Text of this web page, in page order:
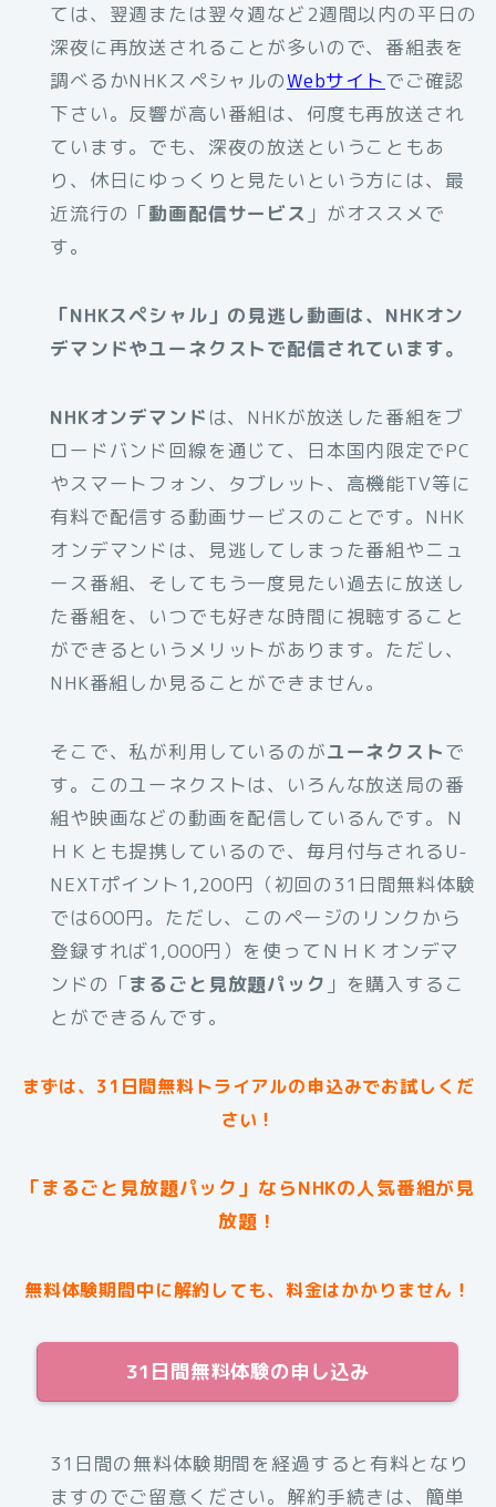
ては、翌週または翌々週など2週間以内の平日の
深夜に再放送されることが多いので、番組表を
調べるかNHKスペシャルのWebサイトでご確認
下さい。反響が高い番組は、何度も再放送され
ています。でも、深夜の放送ということもあ
り、休日にゆっくりと見たいという方には、最
近流行の「動画配信サービス 」がオススメで
す。
「NHKスペシャル」の見逃し動画は、NHKオン
デマンドやユーネクストで配信されています。
NHKオンデマンド は、NHKが放送した番組をブ
ロードバンド回線を通じて、日本国内限定でPC
やスマートフォン、タブレット、高機能TV等に
有料で配信する動画サービスのことです。NHK
オンデマンドは、見逃してしまった番組やニュ
ース番組、そしてもう一度見たい過去に放送し
た番組を、いつでも好きな時間に視聴すること
ができるというメリットがあります。ただし、
NHK番組しか見ることができません。
そこで、私が利用しているのがユーネクストで
す。このユーネクストは、いろんな放送局の番
組や映画などの動画を配信しているんです。Ｎ
ＨＫとも提携しているので、毎月付与されるU-
NEXTポイント1,200円（初回の31日間無料体験
では600円。ただし、このページのリンクから
登録すれば1,000円）を使ってＮＨＫオンデマ
ンドの「まるごと見放題パック 」を購入するこ
とができるんです。
まずは、31日間無料トライアルの申込みでお試しくだ
さい！
「まるごと見放題パック」ならNHKの人気番組が見
放題！
無料体験期間中に解約しても、料金はかかりません！
31日間無料体験の申し込み
31日間の無料体験期間を経過すると有料となり
ますのでご留意ください。解約手続きは、簡単